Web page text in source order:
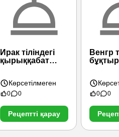
Ирак тіліндегі
қырыққабат
Көрсетілмеген
0 0
Рецептті қарау
Венгр
0 0